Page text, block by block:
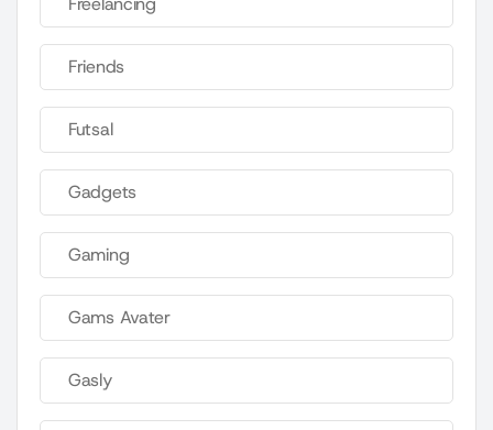
Friends
Futsal
Gadgets
Gaming
Gams Avater
Gasly